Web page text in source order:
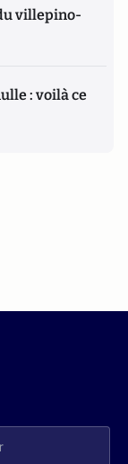
villepino-
: voilà ce